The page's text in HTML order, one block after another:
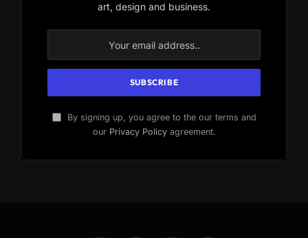
art, design and business.
By signing up, you agree to the our terms and
our Privacy Policyagreement.